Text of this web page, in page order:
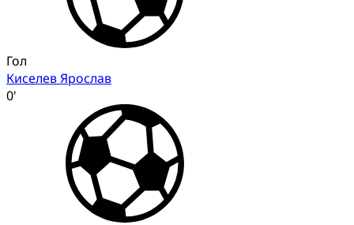
Гол
Киселев Ярослав
0'